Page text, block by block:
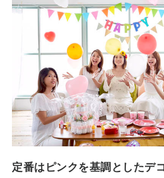
定番はピンクを基調としたデ